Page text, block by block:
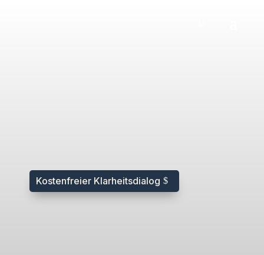
Kostenfreier Klarheitsdialog